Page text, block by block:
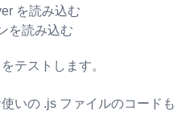
を読み込む
を読み込む
テストします。
いの .js ファイルのコードも